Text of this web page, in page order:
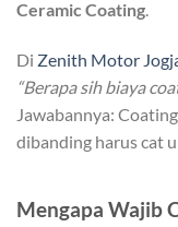
Ceramic Coating.
Di Zenith Motor
“Berapa sih biaya
Jawabannya:
dibanding harus cat
Mengapa Wajib